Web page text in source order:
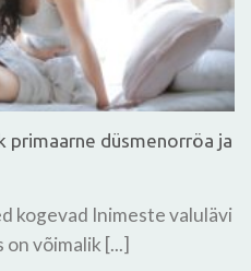
primaarne düsmenorröa ja
kogevad Inimeste valulävi
võimalik [...]